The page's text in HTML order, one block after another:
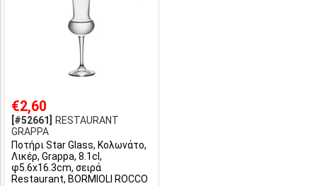
€2,60
[#52661]
RESTAURANT
GRAPPA
Ποτήρι Star Glass, Κολωνάτο,
Λικέρ, Grappa, 8.1cl,
φ5.6x16.3cm, σειρά
Restaurant, BORMIOLI ROCCO